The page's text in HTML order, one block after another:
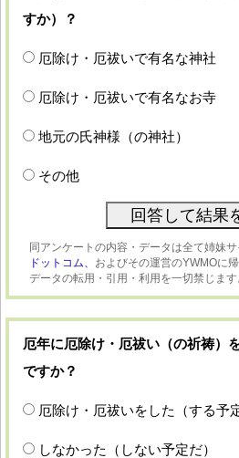
すか）？
厄除け・厄祓いで有名な神社
厄除け・厄祓いで有名なお寺
地元の氏神様（の神社）
その他
同アンケートの内容・データは全て姉妹サ
ドットコム、 およびその運営のYWMOに
データの転用・引用・利用を一切禁じます
厄年に厄除け・厄祓い（の祈祷）
ですか？
厄除け・厄祓いをした（する予
しなかった（しない予定だ）